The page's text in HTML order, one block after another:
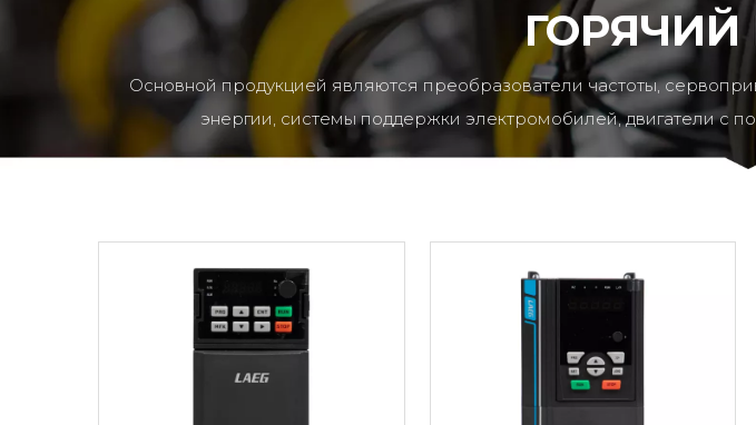
ГОРЯЧИЙ
Основной продукцией являются преобразователи частоты,
энергии, системы поддержки электромобилей, двигатели с